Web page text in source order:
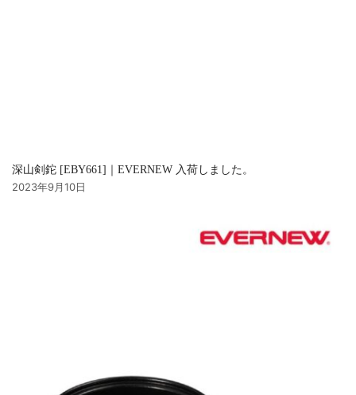
深山剣鉈 [EBY661]｜EVERNEW 入荷しました。
2023年9月10日